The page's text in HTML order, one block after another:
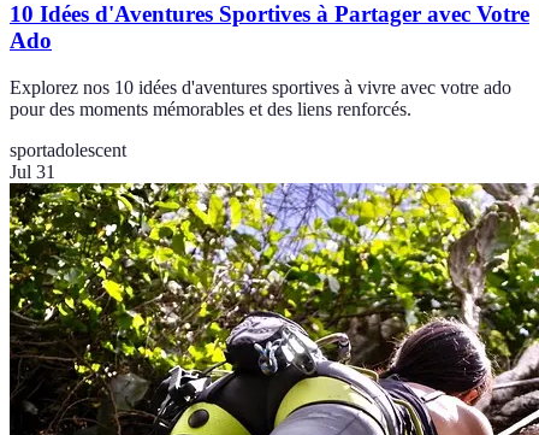
10 Idées d'Aventures Sportives à Partager avec Votre
Ado
Explorez nos 10 idées d'aventures sportives à vivre avec votre ado
pour des moments mémorables et des liens renforcés.
sportadolescent
Jul 31